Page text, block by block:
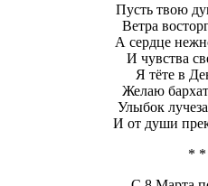
Пусть твою
Ветра
А сердце
И чувства
Я тёте в
Желаю
Улыбок
И от души
*